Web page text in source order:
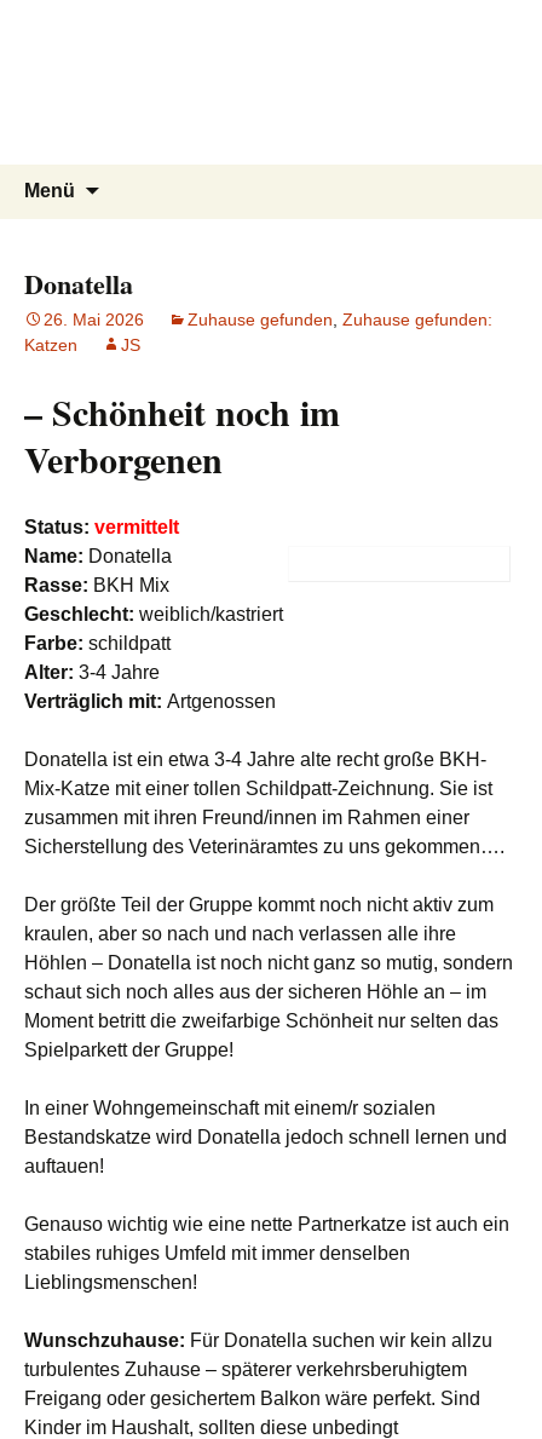
Tier Natur und Artenschutz
Siebengebirge e.V.
Tierschutzverein seit 1985 im
Siebengebirge – Orscheider
Menü
Donatella
26. Mai 2026 Zuhause gefunden Zuhause gefunden:
Katzen
JS
– Schönheit noch im
Verborgenen
Status: vermittelt
Name: Donatella
Rasse: BKH Mix
Geschlecht: weiblich/kastriert
Farbe: schildpatt
Alter: 3-4 Jahre
Verträglich mit: Artgenossen
Donatella ist ein etwa 3-4 Jahre alte recht große BKH-
Mix-Katze mit einer tollen Schildpatt-Zeichnung. Sie ist
zusammen mit ihren Freund/innen im Rahmen einer
Sicherstellung des Veterinäramtes zu uns gekommen….
Der größte Teil der Gruppe kommt noch nicht aktiv zum
kraulen, aber so nach und nach verlassen alle ihre
Höhlen – Donatella ist noch nicht ganz so mutig, sondern
schaut sich noch alles aus der sicheren Höhle an – im
Moment betritt die zweifarbige Schönheit nur selten das
Spielparkett der Gruppe!
In einer Wohngemeinschaft mit einem/r sozialen
Bestandskatze wird Donatella jedoch schnell lernen und
auftauen!
Genauso wichtig wie eine nette Partnerkatze ist auch ein
stabiles ruhiges Umfeld mit immer denselben
Lieblingsmenschen!
Wunschzuhause: Für Donatella suchen wir kein allzu
turbulentes Zuhause – späterer verkehrsberuhigtem
Freigang oder gesichertem Balkon wäre perfekt. Sind
Kinder im Haushalt, sollten diese unbedingt